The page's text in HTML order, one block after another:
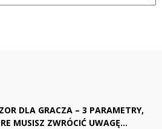
DLA GRACZA – 3 PARAMETRY,
MUSISZ ZWRÓCIĆ UWAGĘ...